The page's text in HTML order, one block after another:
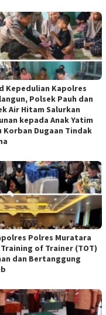
Kepedulian Kapolres
Polsek Pauh dan
Air Hitam Salurkan
kepada Anak Yatim
Korban Dugaan Tindak
Polres Muratara
of Trainer (TOT)
dan Bertanggung